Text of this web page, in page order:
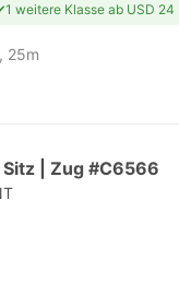
1 weitere Klasse ab USD 24
25m
Sitz | Zug #C6566